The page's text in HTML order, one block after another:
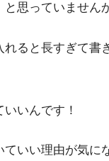
と思っていません
ると長すぎて書
いんです！
いい理由が気に